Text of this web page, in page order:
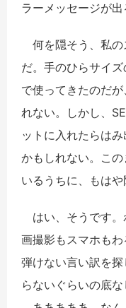
ラーメッセージが出
何を隠そう、私の
だ。手のひらサイ
で使ってきたのだ
れない。しかし、
ットに入れたらは
かもしれない。こ
いるうちに、もはや
はい、そうです。
画撮影もスマホも
弾けない言い訳を
らないぐらいの底な